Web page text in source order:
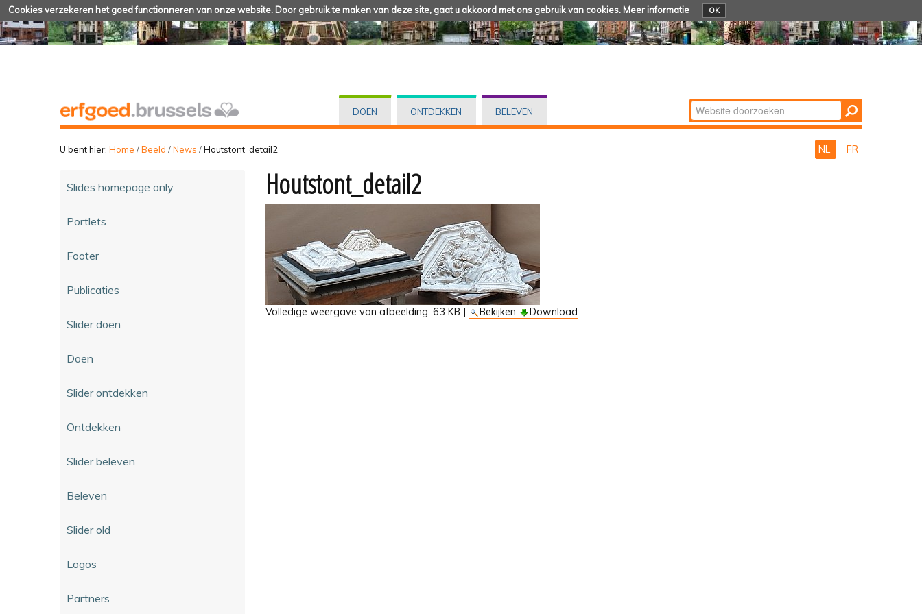
Cookies verzekeren het goed functionneren van onze website. Door gebruik te maken van deze site, gaat u akkoord met ons gebruik van cookies. Meer informatie OK
DOEN ONTDEKKEN BELEVEN Zoek
Geavanceerd
U bent hier: Home /Beeld /News /Houtstont_detail2 NL FR
Slides homepage only
Portlets
Footer
Publicaties
Slider doen
Doen
Slider ontdekken
Ontdekken
Slider beleven
Beleven
Slider old
Logos
Partners
Houtstont_detail2
Volledige weergave van afbeelding: 63 KB | Bekijken Download